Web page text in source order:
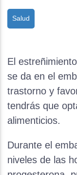
Salud
El
se da en el
trastorno y
tendrás que
alimenticios.
Durante el
niveles de las